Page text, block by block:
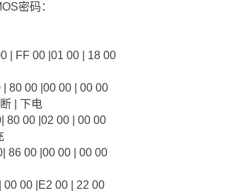
密码：
| FF 00 |01 00 | 18 00
80 00 |00 00 | 00 00
| 下电
80 00 |02 00 | 00 00
86 00 |00 00 | 00 00
00 |E2 00 | 22 00